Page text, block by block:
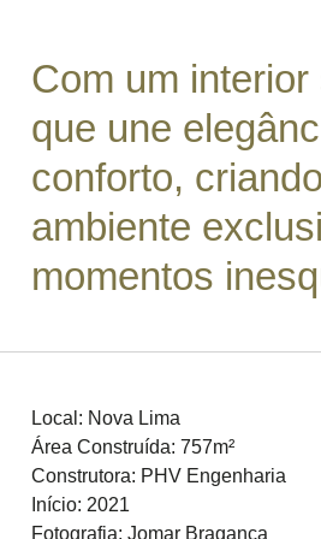
Com um
que une
conforto,
ambiente
momentos
Local: Nova Lima
Área Construída: 757m²
Construtora: PHV Engenharia
Início: 2021
Fotografia: Jomar Bragança